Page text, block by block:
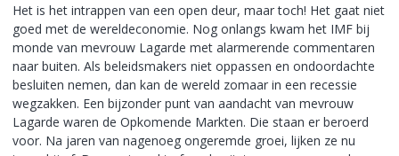
Het is het intrappen van een open deur, maar toch! Het gaat niet
goed met de wereldeconomie. Nog onlangs kwam het IMF bij
monde van mevrouw Lagarde met alarmerende commentaren
naar buiten. Als beleidsmakers niet oppassen en ondoordachte
besluiten nemen, dan kan de wereld zomaar in een recessie
wegzakken. Een bijzonder punt van aandacht van mevrouw
Lagarde waren de Opkomende Markten. Die staan er beroerd
voor. Na jaren van nagenoeg ongeremde groei, lijken ze nu